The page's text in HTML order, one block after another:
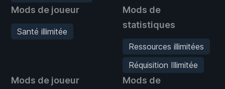
Mods de joueur
Santé illimitée
Mods de
statistiques
Ressources illimitées
Réquisition Illimitée
Mods de joueur
Mods de